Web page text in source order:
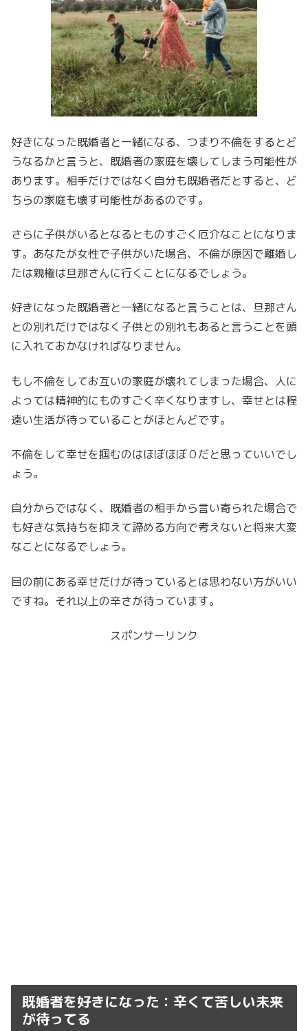
好きになった既婚者と一緒になる、つまり不倫をするとど
うなるかと言うと、既婚者の家庭を壊してしまう可能性が
あります。相手だけではなく自分も既婚者だとすると、ど
ちらの家庭も壊す可能性があるのです。
さらに子供がいるとなるとものすごく厄介なことになりま
す。あなたが女性で子供がいた場合、不倫が原因で離婚し
たは親権は旦那さんに行くことになるでしょう。
好きになった既婚者と一緒になると言うことは、旦那さん
との別れだけではなく子供との別れもあると言うことを頭
に入れておかなければなりません。
もし不倫をしてお互いの家庭が壊れてしまった場合、人に
よっては精神的にものすごく辛くなりますし、幸せとは程
遠い生活が待っていることがほとんどです。
不倫をして幸せを掴むのはほぼほぼ０だと思っていいでし
ょう。
自分からではなく、既婚者の相手から言い寄られた場合で
も好きな気持ちを抑えて諦める方向で考えないと将来大変
なことになるでしょう。
目の前にある幸せだけが待っているとは思わない方がいい
ですね。それ以上の辛さが待っています。
スポンサーリンク
既婚者を好きになった：辛くて苦しい未来
が待ってる